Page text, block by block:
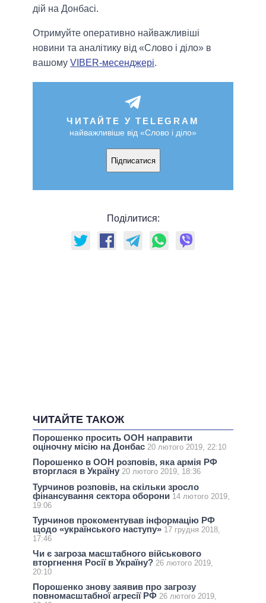
дій на Донбасі.
Отримуйте оперативно найважливіші
новини та аналітику від «Слово і діло» в
вашому VIBER-месенджері.
ЧИТАЙТЕ У TELEGRAM
найважливіше від «Слово і діло»
Підписатися
Поділитися:
ЧИТАЙТЕ ТАКОЖ
Порошенко просить ООН направити
оціночну місію на Донбас 20 лютого 2019, 22:10
Порошенко в ООН розповів, яка армія РФ
вторглася в Україну 20 лютого 2019, 18:36
Турчинов розповів, на скільки зросло
фінансування сектора оборони 14 лютого 2019,
19:06
Турчинов прокоментував інформацію РФ
щодо «українського наступу» 17 грудня 2018,
17:46
Чи є загроза масштабного військового
вторгнення Росії в Україну? 26 лютого 2019,
20:10
Порошенко знову заявив про загрозу
повномасштабної агресії РФ 26 лютого 2019,